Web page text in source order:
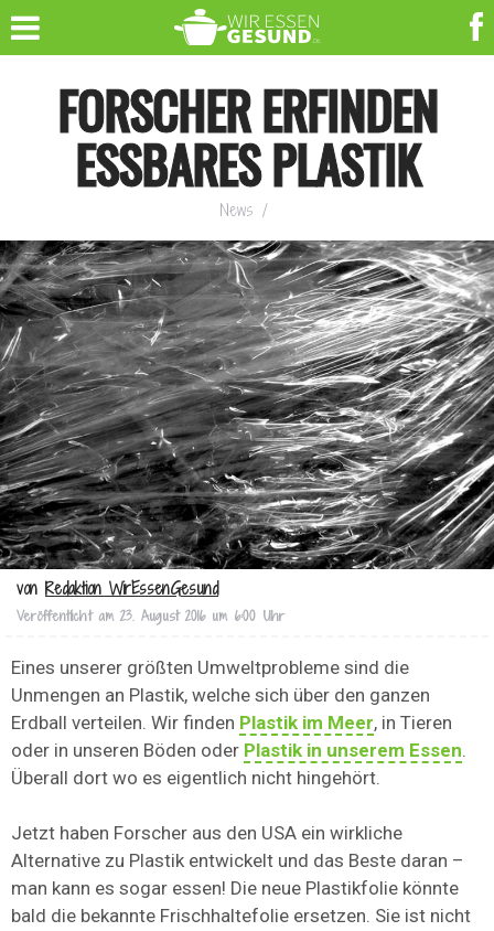
FORSCHER ERFINDEN
ESSBARES PLASTIK
News /
von Redaktion WirEssenGesund
Veröffentlicht am 23. August 2016 um 6:00 Uhr
Eines unserer größten Umweltprobleme sind die
Unmengen an Plastik, welche sich über den ganzen
Erdball verteilen. Wir finden Plastik im Meer, in Tieren
oder in unseren Böden oder Plastik in unserem Essen.
Überall dort wo es eigentlich nicht hingehört.
Jetzt haben Forscher aus den USA ein wirkliche
Alternative zu Plastik entwickelt und das Beste daran –
man kann es sogar essen! Die neue Plastikfolie könnte
bald die bekannte Frischhaltefolie ersetzen. Sie ist nicht